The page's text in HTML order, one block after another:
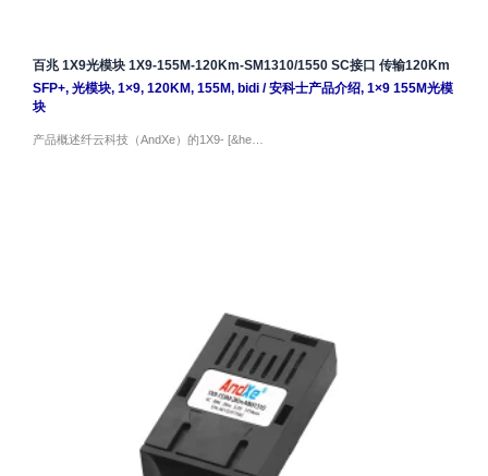
百兆 1X9光模块 1X9-155M-120Km-SM1310/1550 SC接口 传输120Km
SFP+, 光模块, 1×9, 120KM, 155M, bidi/安科士产品介绍, 1×9 155M光模
块
产品概述纤云科技（AndXe）的1X9- [&he…